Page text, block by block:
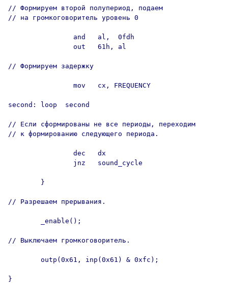
// Формируем второй полупериод, подаем
// на громкоговоритель уровень 0
                and   al,  0fdh
                out   61h, al
// Формируем задержку
                mov   cx, FREQUENCY
second: loop  second
// Если сформированы не все периоды, переходим
// к формированию следующего периода.
                dec   dx
                jnz   sound_cycle
        }
// Разрешаем прерывания.
        _enable();
// Выключаем громкоговоритель.
        outp(0x61, inp(0x61) & 0xfc);
}